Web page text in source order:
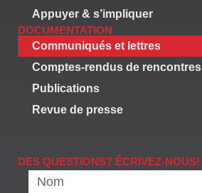
Appuyer & s’impliquer
DOCUMENTATION
Communiqués et lettres
Comptes-rendus de rencontres
Publications
Revue de presse
DES QUESTIONS? ÉCRIVEZ-NOUS!